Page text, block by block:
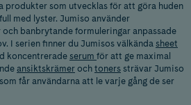
produkter som utvecklas för att göra huden
med lyster. Jumiso använder
banbrytande formuleringar anpassade
I serien finner du Jumisos välkända sheet
koncentrerade serum för att ge maximal
ansiktskrämer och toners strävar Jumiso
får användarna att le varje gång de ser